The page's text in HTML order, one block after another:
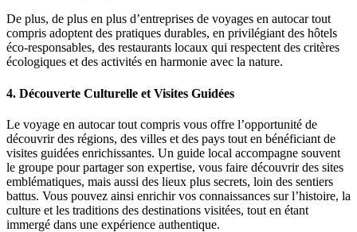
De plus, de plus en plus d’entreprises de voyages en autocar tout
compris adoptent des pratiques durables, en privilégiant des hôtels
éco-responsables, des restaurants locaux qui respectent des critères
écologiques et des activités en harmonie avec la nature.
4. Découverte Culturelle et Visites Guidées
Le voyage en autocar tout compris vous offre l’opportunité de
découvrir des régions, des villes et des pays tout en bénéficiant de
visites guidées enrichissantes. Un guide local accompagne souvent
le groupe pour partager son expertise, vous faire découvrir des sites
emblématiques, mais aussi des lieux plus secrets, loin des sentiers
battus. Vous pouvez ainsi enrichir vos connaissances sur l’histoire, la
culture et les traditions des destinations visitées, tout en étant
immergé dans une expérience authentique.